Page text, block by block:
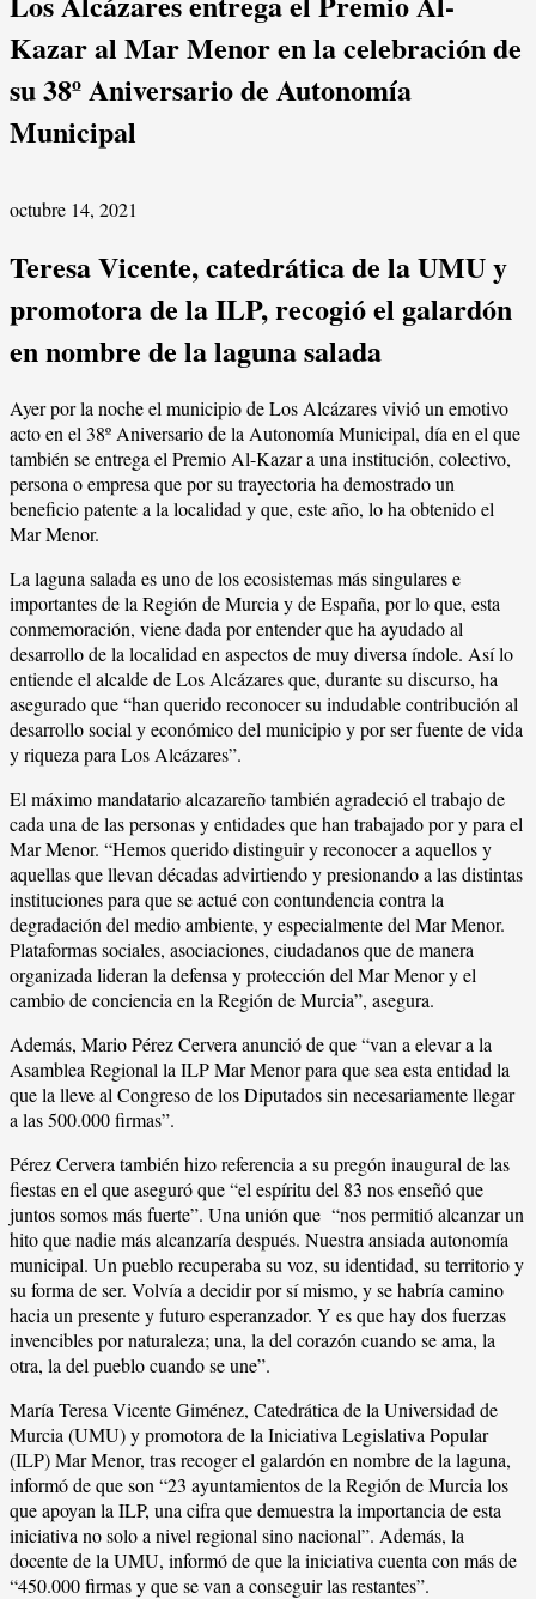
Kazar al Mar Menor en la celebración de
su 38º Aniversario de Autonomía
Municipal
octubre 14, 2021
Teresa Vicente, catedrática de la UMU y
promotora de la ILP, recogió el galardón
en nombre de la laguna salada
Ayer por la noche el municipio de Los Alcázares vivió un emotivo
acto en el 38º Aniversario de la Autonomía Municipal, día en el que
también se entrega el Premio Al-Kazar a una institución, colectivo,
persona o empresa que por su trayectoria ha demostrado un
beneficio patente a la localidad y que, este año, lo ha obtenido el
Mar Menor.
La laguna salada es uno de los ecosistemas más singulares e
importantes de la Región de Murcia y de España, por lo que, esta
conmemoración, viene dada por entender que ha ayudado al
desarrollo de la localidad en aspectos de muy diversa índole. Así lo
entiende el alcalde de Los Alcázares que, durante su discurso, ha
asegurado que “han querido reconocer su indudable contribución al
desarrollo social y económico del municipio y por ser fuente de vida
y riqueza para Los Alcázares”.
El máximo mandatario alcazareño también agradeció el trabajo de
cada una de las personas y entidades que han trabajado por y para el
Mar Menor. “Hemos querido distinguir y reconocer a aquellos y
aquellas que llevan décadas advirtiendo y presionando a las distintas
instituciones para que se actué con contundencia contra la
degradación del medio ambiente, y especialmente del Mar Menor.
Plataformas sociales, asociaciones, ciudadanos que de manera
organizada lideran la defensa y protección del Mar Menor y el
cambio de conciencia en la Región de Murcia”, asegura.
Además, Mario Pérez Cervera anunció de que “van a elevar a la
Asamblea Regional la ILP Mar Menor para que sea esta entidad la
que la lleve al Congreso de los Diputados sin necesariamente llegar
a las 500.000 firmas”.
Pérez Cervera también hizo referencia a su pregón inaugural de las
fiestas en el que aseguró que “el espíritu del 83 nos enseñó que
juntos somos más fuerte”. Una unión que “nos permitió alcanzar un
hito que nadie más alcanzaría después. Nuestra ansiada autonomía
municipal. Un pueblo recuperaba su voz, su identidad, su territorio y
su forma de ser. Volvía a decidir por sí mismo, y se habría camino
hacia un presente y futuro esperanzador. Y es que hay dos fuerzas
invencibles por naturaleza; una, la del corazón cuando se ama, la
otra, la del pueblo cuando se une”.
María Teresa Vicente Giménez, Catedrática de la Universidad de
Murcia (UMU) y promotora de la Iniciativa Legislativa Popular
(ILP) Mar Menor, tras recoger el galardón en nombre de la laguna,
informó de que son “23 ayuntamientos de la Región de Murcia los
que apoyan la ILP, una cifra que demuestra la importancia de esta
iniciativa no solo a nivel regional sino nacional”. Además, la
docente de la UMU, informó de que la iniciativa cuenta con más de
“450.000 firmas y que se van a conseguir las restantes”.